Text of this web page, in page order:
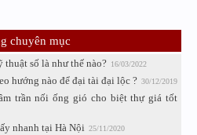
chuyên mục
số là như thế nào? 16/03/2022
hướng nào để đại tài đại lộc ? 30/12/2019
trần nối ống gió cho biệt thự giá tốt
nhanh tại Hà Nội 25/11/2020